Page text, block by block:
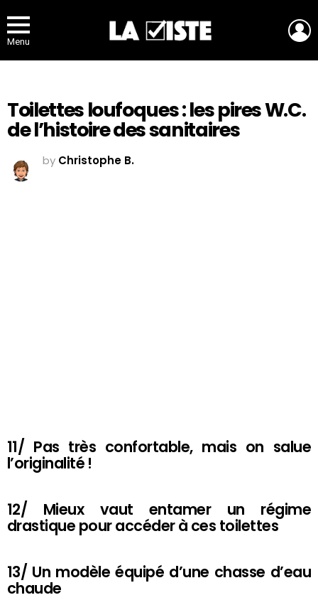
Menu
Toilettes loufoques : les pires W.C.
de l’histoire des sanitaires
by Christophe B.
11/ Pas très confortable, mais on salue
l’originalité !
12/ Mieux vaut entamer un régime
drastique pour accéder à ces toilettes
13/ Un modèle équipé d’une chasse d’eau
chaude